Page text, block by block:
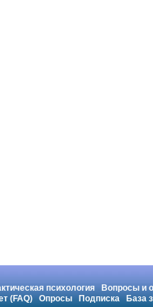
психология Вопросы и
(FAQ) Опросы Подписка База